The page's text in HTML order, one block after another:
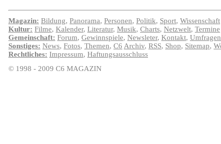
Magazin: Bildung, Panorama, Personen, Politik, Sport, Wissenschaft
Kultur: Filme, Kalender, Literatur, Musik, Charts, Netzwelt, Termine
Gemeinschaft: Forum, Gewinnspiele, Newsleter, Kontakt, Umfragen
Sonstiges: News, Fotos, Themen, C6 Archiv, RSS, Shop, Sitemap,
Rechtliches: Impressum, Haftungsausschluss
© 1998 - 2009 C6 MAGAZIN